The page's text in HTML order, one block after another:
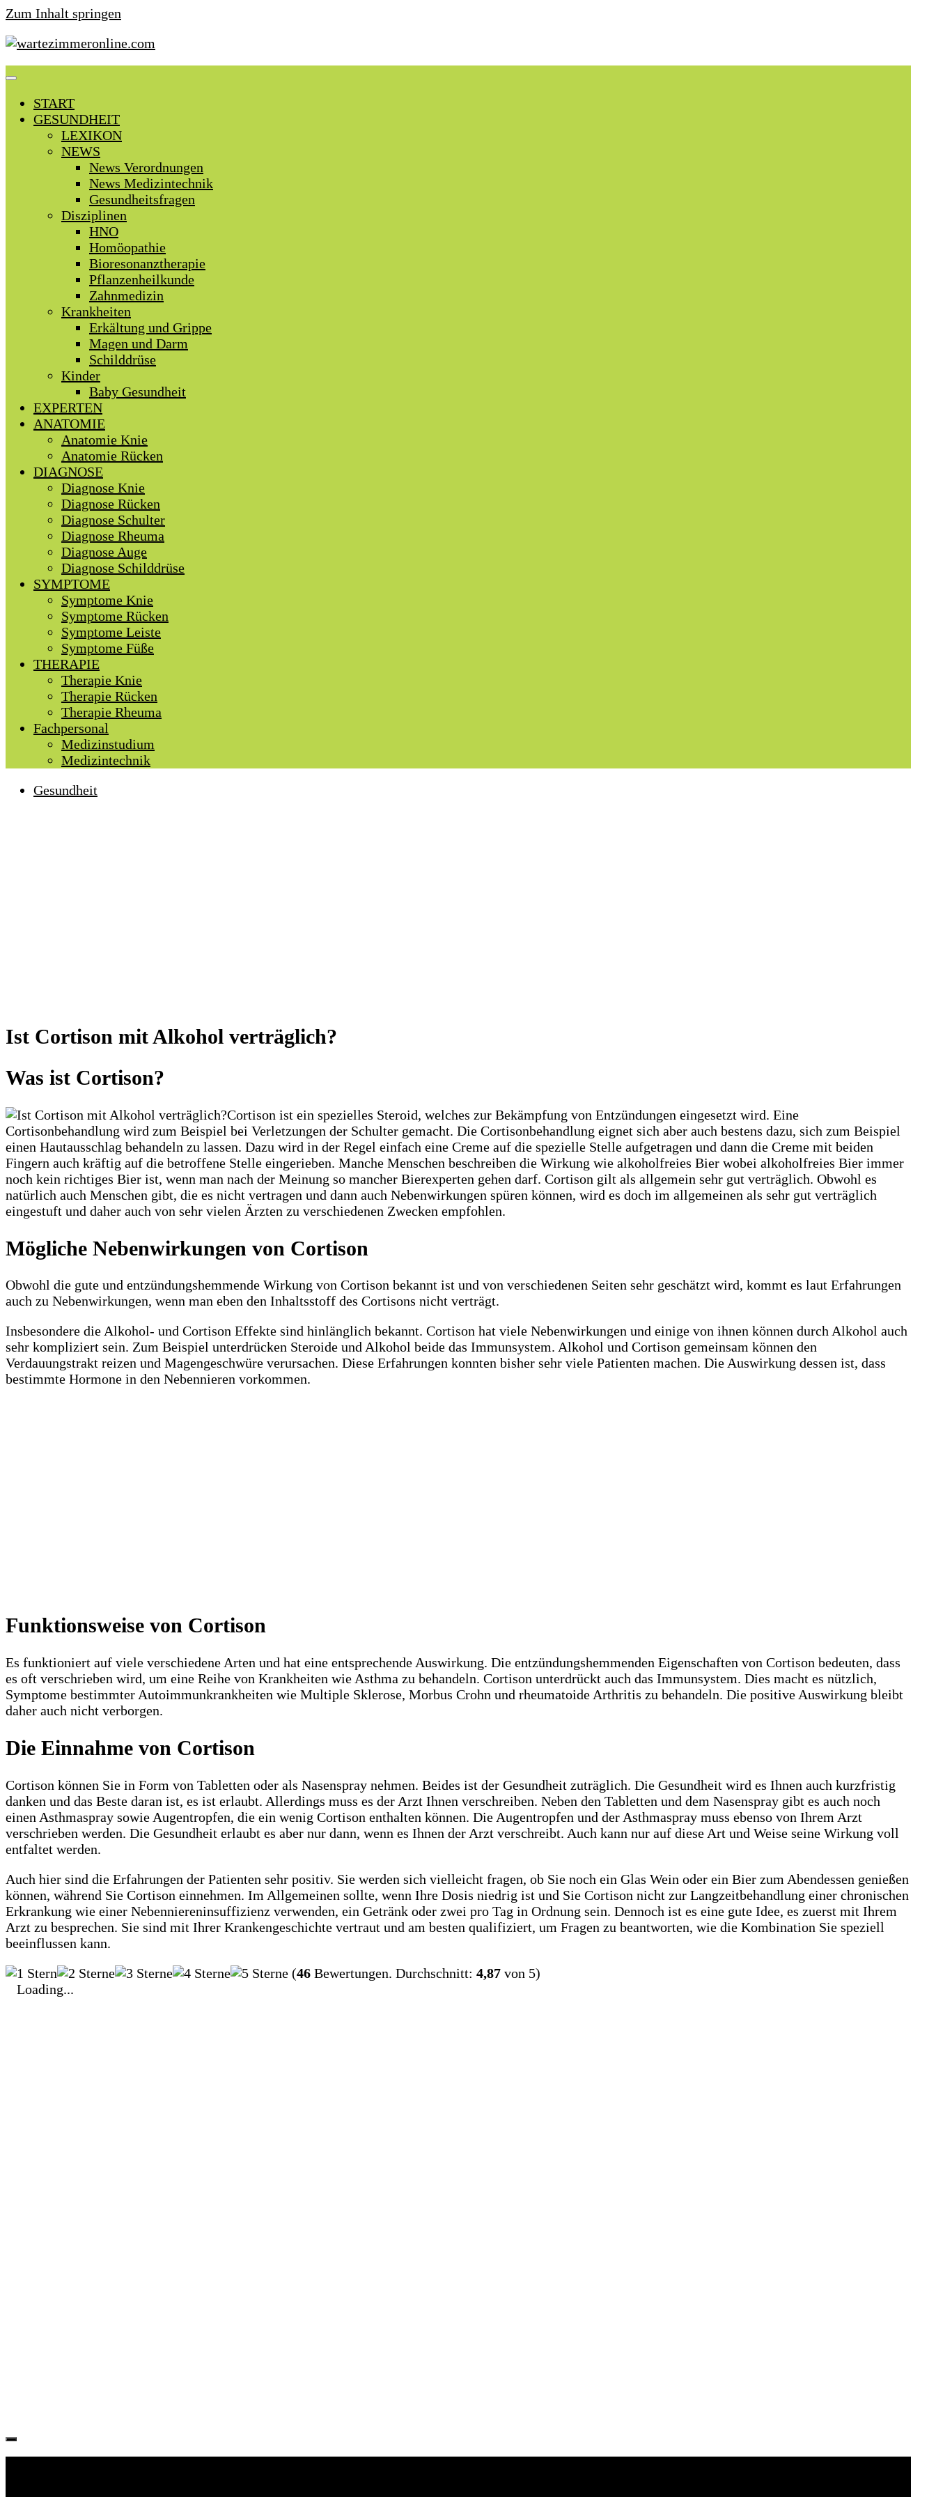
Zum Inhalt springen
START
GESUNDHEIT
LEXIKON
NEWS
News Verordnungen
News Medizintechnik
Gesundheitsfragen
Disziplinen
HNO
Homöopathie
Bioresonanztherapie
Pflanzenheilkunde
Zahnmedizin
Krankheiten
Erkältung und Grippe
Magen und Darm
Schilddrüse
Kinder
Baby Gesundheit
EXPERTEN
ANATOMIE
Anatomie Knie
Anatomie Rücken
DIAGNOSE
Diagnose Knie
Diagnose Rücken
Diagnose Schulter
Diagnose Rheuma
Diagnose Auge
Diagnose Schilddrüse
SYMPTOME
Symptome Knie
Symptome Rücken
Symptome Leiste
Symptome Füße
THERAPIE
Therapie Knie
Therapie Rücken
Therapie Rheuma
Fachpersonal
Medizinstudium
Medizintechnik
Gesundheit
Ist Cortison mit Alkohol verträglich?
Was ist Cortison?
Cortison ist ein spezielles Steroid, welches zur Bekämpfung von Entzündungen eingesetzt wird. Eine
Cortisonbehandlung wird zum Beispiel bei Verletzungen der Schulter gemacht. Die Cortisonbehandlung eignet sich aber auch bestens dazu, sich zum Beispiel
einen Hautausschlag behandeln zu lassen. Dazu wird in der Regel einfach eine Creme auf die spezielle Stelle aufgetragen und dann die Creme mit beiden
Fingern auch kräftig auf die betroffene Stelle eingerieben. Manche Menschen beschreiben die Wirkung wie alkoholfreies Bier wobei alkoholfreies Bier immer
noch kein richtiges Bier ist, wenn man nach der Meinung so mancher Bierexperten gehen darf. Cortison gilt als allgemein sehr gut verträglich. Obwohl es
natürlich auch Menschen gibt, die es nicht vertragen und dann auch Nebenwirkungen spüren können, wird es doch im allgemeinen als sehr gut verträglich
eingestuft und daher auch von sehr vielen Ärzten zu verschiedenen Zwecken empfohlen.
Mögliche Nebenwirkungen von Cortison
Obwohl die gute und entzündungshemmende Wirkung von Cortison bekannt ist und von verschiedenen Seiten sehr geschätzt wird, kommt es laut Erfahrungen
auch zu Nebenwirkungen, wenn man eben den Inhaltsstoff des Cortisons nicht verträgt.
Insbesondere die Alkohol- und Cortison Effekte sind hinlänglich bekannt. Cortison hat viele Nebenwirkungen und einige von ihnen können durch Alkohol auch
sehr kompliziert sein. Zum Beispiel unterdrücken Steroide und Alkohol beide das Immunsystem. Alkohol und Cortison gemeinsam können den
Verdauungstrakt reizen und Magengeschwüre verursachen. Diese Erfahrungen konnten bisher sehr viele Patienten machen. Die Auswirkung dessen ist, dass
bestimmte Hormone in den Nebennieren vorkommen.
Funktionsweise von Cortison
Es funktioniert auf viele verschiedene Arten und hat eine entsprechende Auswirkung. Die entzündungshemmenden Eigenschaften von Cortison bedeuten, dass
es oft verschrieben wird, um eine Reihe von Krankheiten wie Asthma zu behandeln. Cortison unterdrückt auch das Immunsystem. Dies macht es nützlich,
Symptome bestimmter Autoimmunkrankheiten wie Multiple Sklerose, Morbus Crohn und rheumatoide Arthritis zu behandeln. Die positive Auswirkung bleibt
daher auch nicht verborgen.
Die Einnahme von Cortison
Cortison können Sie in Form von Tabletten oder als Nasenspray nehmen. Beides ist der Gesundheit zuträglich. Die Gesundheit wird es Ihnen auch kurzfristig
danken und das Beste daran ist, es ist erlaubt. Allerdings muss es der Arzt Ihnen verschreiben. Neben den Tabletten und dem Nasenspray gibt es auch noch
einen Asthmaspray sowie Augentropfen, die ein wenig Cortison enthalten können. Die Augentropfen und der Asthmaspray muss ebenso von Ihrem Arzt
verschrieben werden. Die Gesundheit erlaubt es aber nur dann, wenn es Ihnen der Arzt verschreibt. Auch kann nur auf diese Art und Weise seine Wirkung voll
entfaltet werden.
Auch hier sind die Erfahrungen der Patienten sehr positiv. Sie werden sich vielleicht fragen, ob Sie noch ein Glas Wein oder ein Bier zum Abendessen genießen
können, während Sie Cortison einnehmen. Im Allgemeinen sollte, wenn Ihre Dosis niedrig ist und Sie Cortison nicht zur Langzeitbehandlung einer chronischen
Erkrankung wie einer Nebenniereninsuffizienz verwenden, ein Getränk oder zwei pro Tag in Ordnung sein. Dennoch ist es eine gute Idee, es zuerst mit Ihrem
Arzt zu besprechen. Sie sind mit Ihrer Krankengeschichte vertraut und am besten qualifiziert, um Fragen zu beantworten, wie die Kombination Sie speziell
beeinflussen kann.
(46 Bewertungen. Durchschnitt: 4,87 von 5)
Loading...